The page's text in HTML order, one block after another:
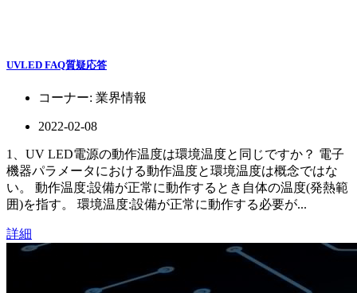
UVLED FAQ質疑応答
コーナー: 業界情報
2022-02-08
1、UV LED電源の動作温度は環境温度と同じですか？ 電子
機器パラメータにおける動作温度と環境温度は概念ではな
い。 動作温度:設備が正常に動作するとき自体の温度(発熱範
囲)を指す。 環境温度:設備が正常に動作する必要が...
詳細